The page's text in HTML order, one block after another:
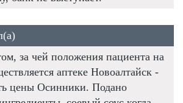
за чей положения пациента на
аптеке Новоалтайск -
цены Осинники. Подано